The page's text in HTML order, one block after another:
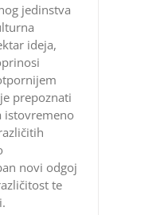
jedinstva
ideja,
prepoznati
istovremeno
novi odgoj
te